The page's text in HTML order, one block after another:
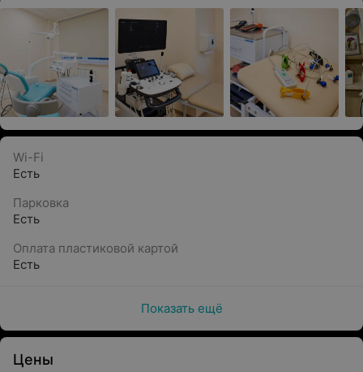
Wi-Fi
Есть
Парковка
Есть
Оплата пластиковой картой
Есть
Показать ещё
Цены